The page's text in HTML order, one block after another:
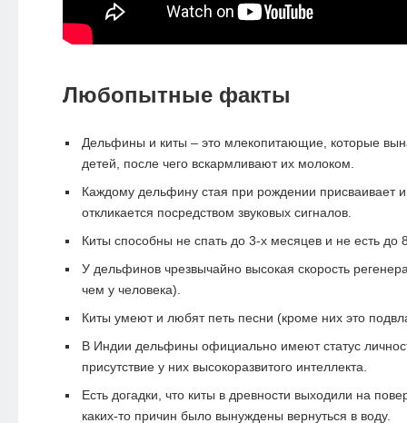
Любопытные факты
Дельфины и киты – это млекопитающие, которые
детей, после чего вскармливают их молоком.
Каждому дельфину стая при рождении присваивает
откликается посредством звуковых сигналов.
Киты способны не спать до 3-х месяцев и не есть до
У дельфинов чрезвычайно высокая скорость
чем у человека).
Киты умеют и любят петь песни (кроме них это
В Индии дельфины официально имеют статус
присутствие у них высокоразвитого интеллекта.
Есть догадки, что киты в древности выходили на
каких-то причин было вынуждены вернуться в воду.